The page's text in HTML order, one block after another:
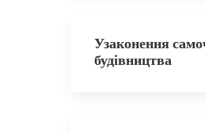
Узаконення
будівництва